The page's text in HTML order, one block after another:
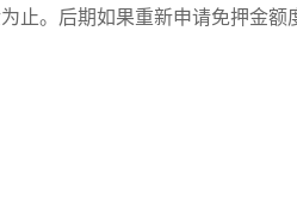
止。后期如果重新申请免押金